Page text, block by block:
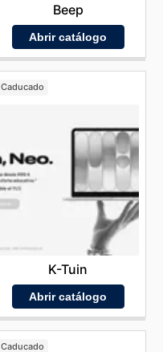
Beep
Abrir catálogo
Caducado
K-Tuin
Abrir catálogo
Caducado